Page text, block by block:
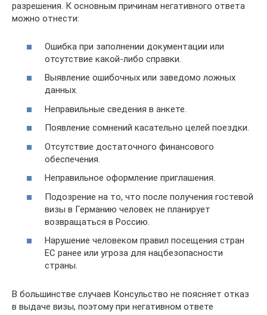
разрешения. К основным причинам негативного ответа
можно отнести:
Ошибка при заполнении документации или
отсутствие какой-либо справки.
Выявление ошибочных или заведомо ложных
данных.
Неправильные сведения в анкете.
Появление сомнений касательно целей поездки.
Отсутствие достаточного финансового
обеспечения.
Неправильное оформление приглашения.
Подозрение на то, что после получения гостевой
визы в Германию человек не планирует
возвращаться в Россию.
Нарушение человеком правил посещения стран
ЕС ранее или угроза для нацбезопасности
страны.
В большинстве случаев Консульство не поясняет отказ
в выдаче визы, поэтому при негативном ответе